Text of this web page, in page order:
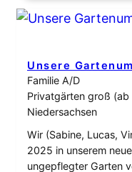
langsam zu einer
dritten Jahr wachsen
Unsere
Familie A/D
Privatgärten groß (ab
Niedersachsen
Wir (Sabine, Lucas,
2025 in unserem
ungepflegter Garten